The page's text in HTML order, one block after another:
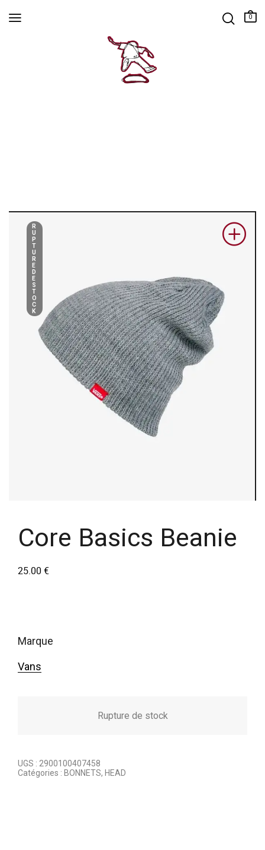
0
R
U
P
T
U
R
E
D
E
S
T
O
C
K
Core Basics Beanie
25.00 €
marque
Vans
Rupture de stock
UGS : 2900100407458
Catégories : BONNETS, HEAD